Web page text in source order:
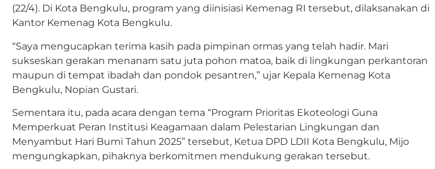
(22/4). Di Kota Bengkulu, program yang diinisiasi Kemenag RI tersebut, dilaksanakan di
Kantor Kemenag Kota Bengkulu.
“Saya mengucapkan terima kasih pada pimpinan ormas yang telah hadir. Mari
sukseskan gerakan menanam satu juta pohon matoa, baik di lingkungan perkantoran
maupun di tempat ibadah dan pondok pesantren,” ujar Kepala Kemenag Kota
Bengkulu, Nopian Gustari.
Sementara itu, pada acara dengan tema “Program Prioritas Ekoteologi Guna
Memperkuat Peran Institusi Keagamaan dalam Pelestarian Lingkungan dan
Menyambut Hari Bumi Tahun 2025” tersebut, Ketua DPD LDII Kota Bengkulu, Mijo
mengungkapkan, pihaknya berkomitmen mendukung gerakan tersebut.